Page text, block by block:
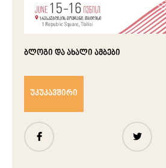
ბლოგი და ახალი ამბები
უკუკავშირი